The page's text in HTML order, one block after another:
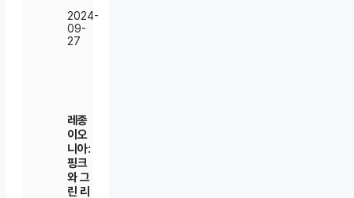
2024-
09-
27
레종
이오
니아:
핑크
와 그
린 리